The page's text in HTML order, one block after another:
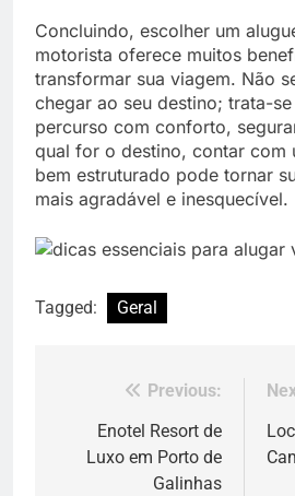
Concluindo, escolher um
motorista oferece muitos
transformar sua viagem. Não
chegar ao seu destino; trata-
percurso com conforto,
qual for o destino, contar com
bem estruturado pode tornar
mais agradável e inesquecível.
Tagged: Geral
Navegação
Previous:
Enotel Resort de
Luxo em Porto de
Galinhas